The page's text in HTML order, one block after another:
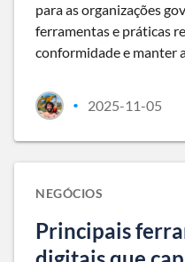
para as organizações
ferramentas e práticas
conformidade e manter
• 2025-11-05
NEGÓCIOS
Principais